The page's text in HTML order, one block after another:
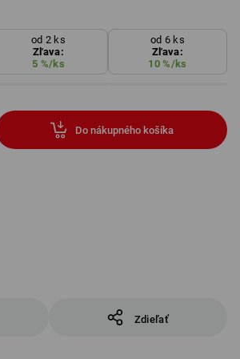
od 2 ks
Zľava:
5 %/ks
od 6 ks
Zľava:
10 %/ks
Do nákupného košíka
Zdieľať